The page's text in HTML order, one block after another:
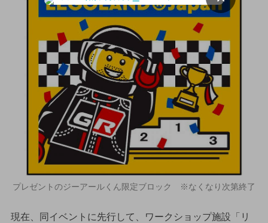
プレゼントのジーアールくん限定ブロック ※なくなり次第終了
現在、同イベントに先行して、ワークショップ施設「リ